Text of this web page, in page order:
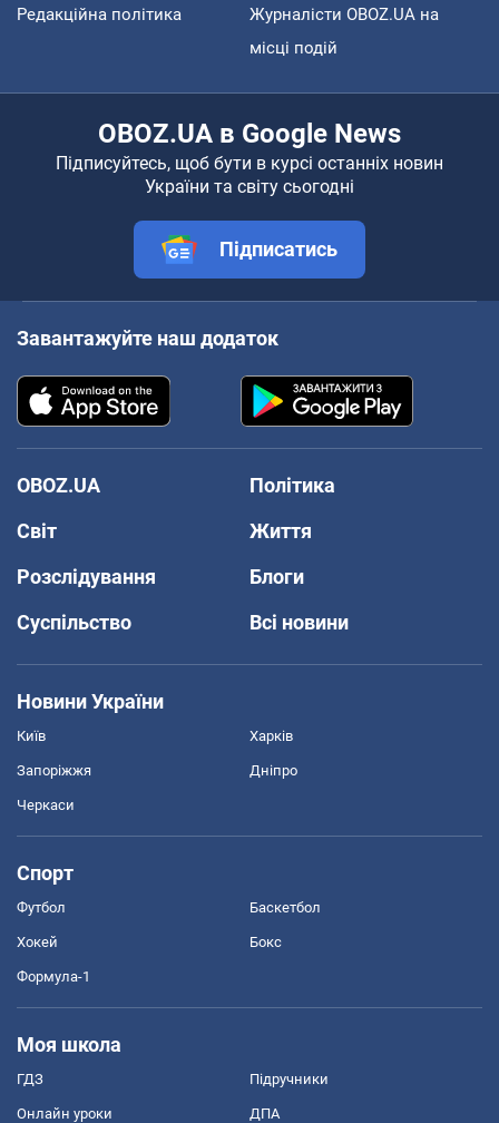
Редакційна політика
Журналісти OBOZ.UA на
місці подій
OBOZ.UA в Google News
Підписуйтесь, щоб бути в курсі останніх новин
України та світу сьогодні
Підписатись
Завантажуйте наш додаток
OBOZ.UA
Політика
Світ
Життя
Розслідування
Блоги
Суспільство
Всі новини
Новини України
Київ Харків
Запоріжжя Дніпро
Черкаси
Спорт
Футбол Баскетбол
Хокей Бокс
Формула-1
Моя школа
ГДЗ Підручники
Онлайн уроки ДПА